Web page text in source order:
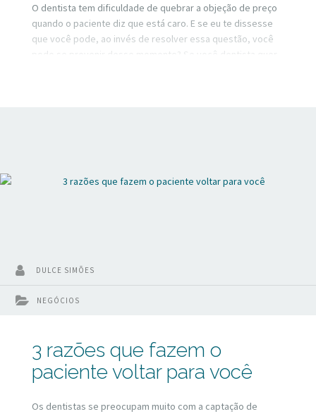
O dentista tem dificuldade de quebrar a objeção de preço
quando o paciente diz que está caro. E se eu te dissesse
que você pode, ao invés de resolver essa questão, você
pode se prevenir desse momento? Se você dentista quer
NEGÓCIOS
DULCE SIMÕES
3 razões que fazem o
paciente voltar para você
Os dentistas se preocupam muito com a captação de